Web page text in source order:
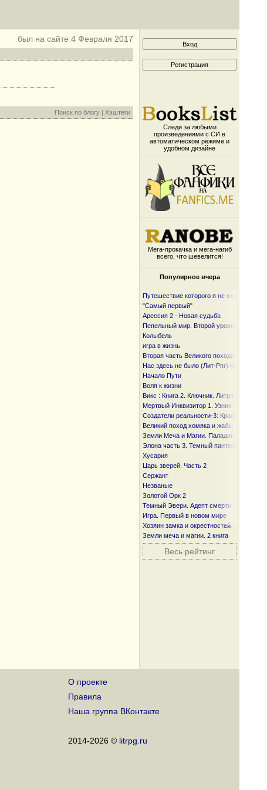
был на сайте 4 Февраля 2017
Поиск по блогу | Хэштеги
Следи за любыми
произведениями с СИ в
автоматическом режиме и
удобном дизайне
Мега-прокачка и мега-нагиб
всего, что шевелится!
Популярное вчера
Путешествие которого я не хотел
"Самый первый"
Арессия 2 - Новая судьба
Пепельный мир. Второй уровень
Колыбель
игра в жизнь
Вторая часть Великого похода. От
Нас здесь не было (Лит-Рпг) Книга I и I I
Начало Пути
Воля к жизни
Викс : Книга 2. Ключник. Литрпг
Мертвый Инквизитор 1. Узник Фанмира
Создатели реальности-3: Крафтер
Великий поход хомяка и жабы
Земли Меча и Магии. Паладин
Элона часть 3. Темный пантеон
Хусария
Царь зверей. Часть 2
Сержант
Незваные
Золотой Орк 2
Темный Эвери. Адепт смерти
Игра. Первый в новом мире
Хозяин замка и окрестностей
Земли меча и магии. 2 книга
Весь рейтинг
О проекте
Правила
Наша группа ВКонтакте
2014-2026 © litrpg.ru